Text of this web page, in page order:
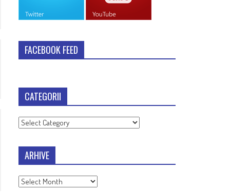
FACEBOOK FEED
CATEGORII
Categorii
ARHIVE
Arhive